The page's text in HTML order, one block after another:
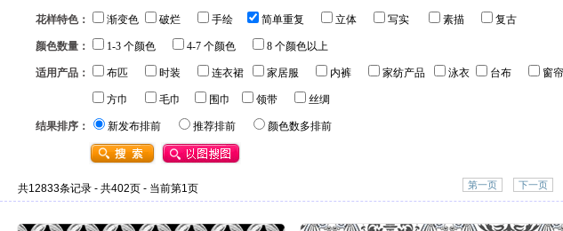
花样特色： 渐变色 破烂 手绘 简单重复 立体 写实 素描 复古
颜色数量： 1-3 个颜色 4-7 个颜色 8 个颜色以上
适用产品： 布匹 时装 连衣裙 家居服 内裤 家纺产品 泳衣 台布 窗帘
方巾 毛巾 围巾 领带 丝绸
结果排序： 新发布排前 推荐排前 颜色数多排前
共12833条记录 - 共402页 - 当前第1页 第一页 下一页